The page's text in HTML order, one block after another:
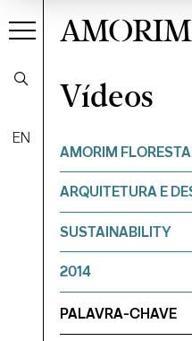
EN
AMORIM
VídeosFiltrar
Vídeos
AMORIM
ARQUITETURA E
SUSTAINABILITY
2014